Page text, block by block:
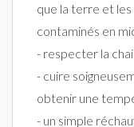
que la terre et
contaminés en
- respecter la
- cuire
obtenir une
- un simple